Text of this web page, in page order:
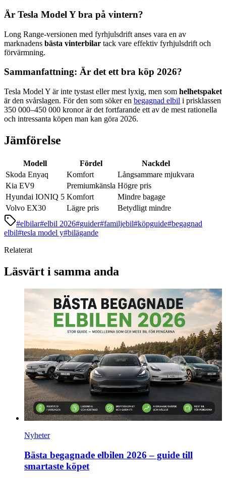
Är Tesla Model Y bra på vintern?
Long Range-versionen med fyrhjulsdrift anses vara en av
marknadens bästa vinterbilar tack vare effektiv fyrhjulsdrift och
förvärmning.
Sammanfattning: Är det ett bra köp 2026?
Tesla Model Y är inte tystast eller mest lyxig, men som helhetspaket
är den svårslagen. För den som söker en begagnad elbil i prisklassen
350 000–450 000 kronor är det fortfarande ett av de mest rationella
och intressanta köpen man kan göra 2026.
Jämförelse
Modell Fördel
Nackdel
Skoda Enyaq
Komfort
Långsammare mjukvara
Kia EV9
Premiumkänsla Högre pris
Hyundai IONIQ 5 Komfort
Mindre bagage
Volvo EX30
Lägre pris
Betydligt mindre
#elbilar#elbil 2026#guider#familjebil#köpguide#begagnad
elbil#tesla model y#bilägande
Relaterat
Läsvärt i samma anda
Nyheter
Bästa begagnade elbilen 2026 – guide till
smartaste köpet